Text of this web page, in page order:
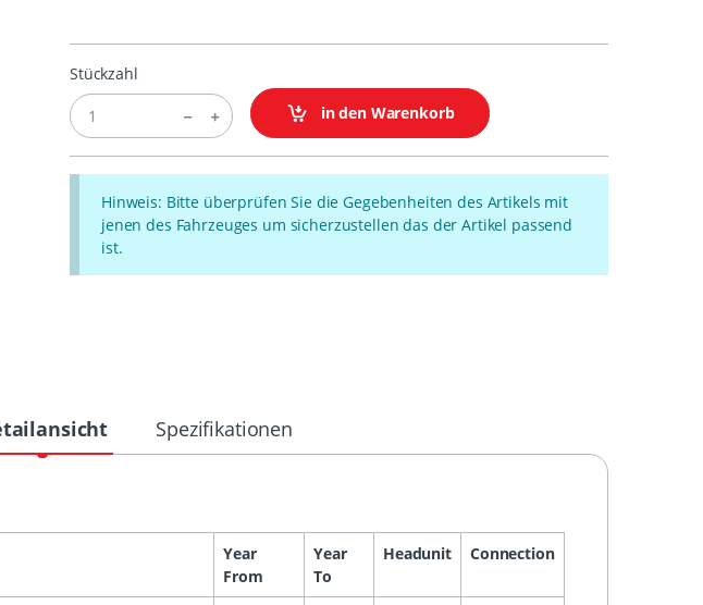
Stückzahl
in den Warenkorb
Hinweis: Bitte überprüfen Sie die Gegebenheiten des Artikels mit
jenen des Fahrzeuges um sicherzustellen das der Artikel passend
ist.
Spezifikationen
Year
From
Year
To
Headunit Connection